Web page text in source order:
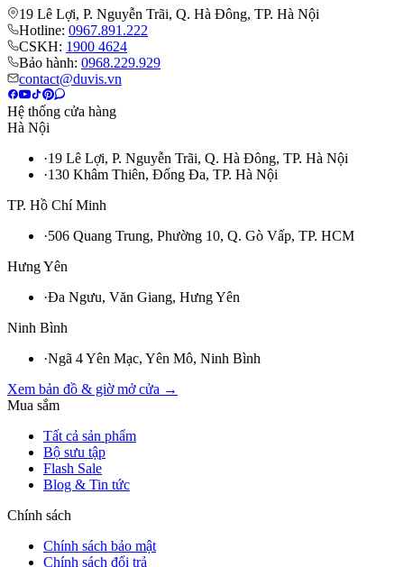
19 Lê Lợi, P. Nguyễn Trãi, Q. Hà Đông, TP. Hà Nội
Hotline: 0967.891.222
CSKH: 1900 4624
Bảo hành: 0968.229.929
contact@duvis.vn
Hệ thống cửa hàng
Hà Nội
·19 Lê Lợi, P. Nguyễn Trãi, Q. Hà Đông, TP. Hà Nội
·130 Khâm Thiên, Đống Đa, TP. Hà Nội
TP. Hồ Chí Minh
·506 Quang Trung, Phường 10, Q. Gò Vấp, TP. HCM
Hưng Yên
·Đa Ngưu, Văn Giang, Hưng Yên
Ninh Bình
·Ngã 4 Yên Mạc, Yên Mô, Ninh Bình
Xem bản đồ & giờ mở cửa →
Mua sắm
Tất cả sản phẩm
Bộ sưu tập
Flash Sale
Blog & Tin tức
Chính sách
Chính sách bảo mật
Chính sách đổi trả